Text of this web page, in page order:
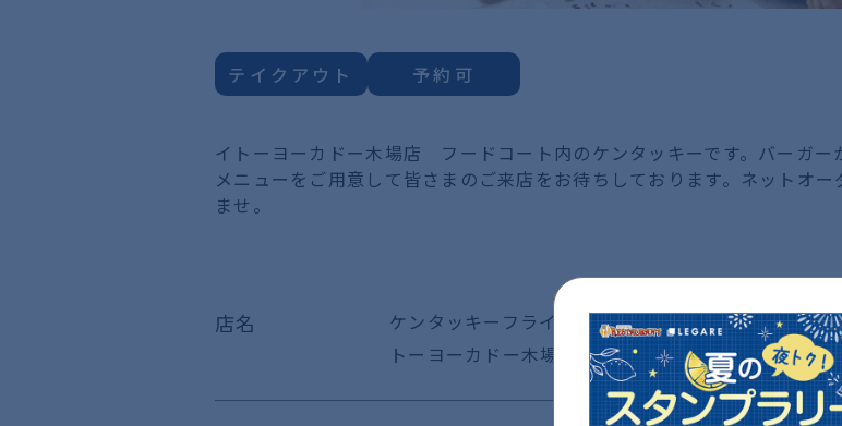
テイクアウト 予約可
イトーヨーカドー木場店 フードコート内のケンタッキーです。バーガ
メニューをご用意して皆さまのご来店をお待ちしております。ネットオ
ませ。
店名
ケンタッキーフライドチキン イ
トーヨーカドー木場店